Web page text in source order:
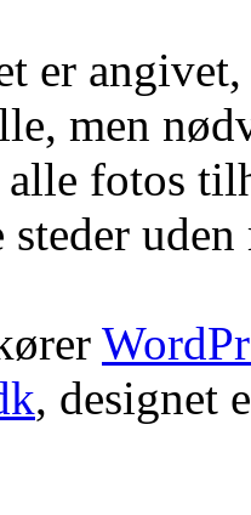
er
men
fotos
steder
, designet